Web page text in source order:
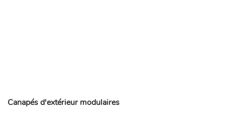
Canapés d'extérieur modulaires